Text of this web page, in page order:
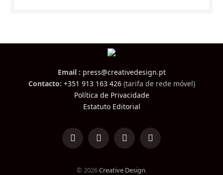
Email : press@creativedesign.pt
Contacto: +351 913 163 426(tarifa de rede móvel)
Política de Privacidade
Estatuto Editorial
LinkedInFacebookInstagramTikTok
© 2026Creative Design.